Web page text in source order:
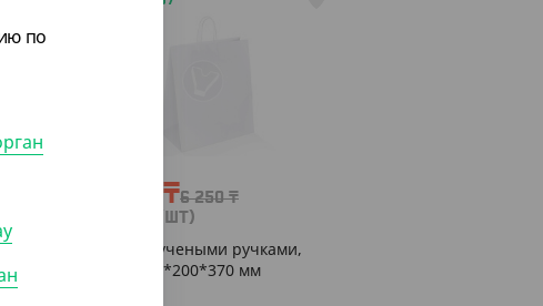
₸6 250₸
/ШТ)
Пакет с кручеными ручками,
белый, 320*200*370 мм
по